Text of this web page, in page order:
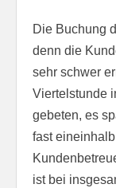
Die Buchung
denn die
sehr schwer
Viertelstunde
gebeten, es
fast
ist bei